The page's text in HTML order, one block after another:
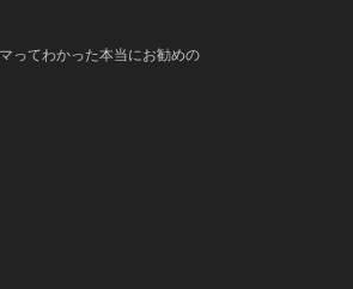
ってわかった本当にお勧めの